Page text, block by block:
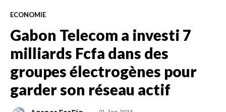
ECONOMIE
Gabon Telecom a investi 7
milliards Fcfa dans des
groupes électrogènes pour
garder son réseau actif